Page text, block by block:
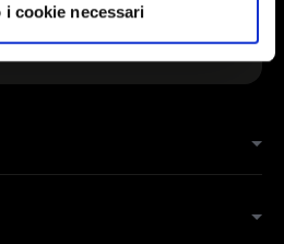
i cookie necessari
INVIA